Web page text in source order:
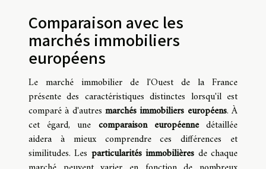
Comparaison avec les
marchés immobiliers
européens
Le marché immobilier de l'Ouest de la France
présente des caractéristiques distinctes lorsqu'il est
comparé à d'autres marchés immobiliers européens. À
cet égard, une comparaison européennedétaillée
aidera à mieux comprendre ces différences et
similitudes. Les particularités immobilières de chaque